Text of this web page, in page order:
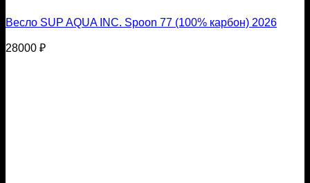
Весло SUP AQUA INC. Spoon 77 (100% карбон) 2026
28000 ₽